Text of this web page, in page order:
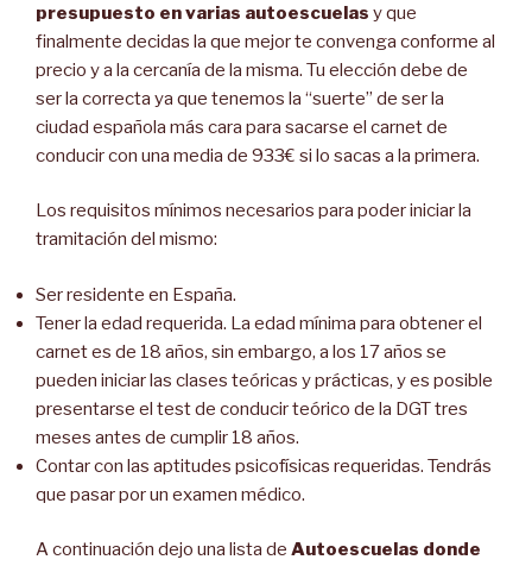
presupuesto en varias autoescuelas y que
finalmente decidas la que mejor te convenga conforme al
precio y a la cercanía de la misma. Tu elección debe de
ser la correcta ya que tenemos la “suerte” de ser la
ciudad española más cara para sacarse el carnet de
conducir con una media de 933€ si lo sacas a la primera.
Los requisitos mínimos necesarios para poder iniciar la
tramitación del mismo:
Ser residente en España.
Tener la edad requerida. La edad mínima para obtener el
carnet es de 18 años, sin embargo, a los 17 años se
pueden iniciar las clases teóricas y prácticas, y es posible
presentarse el test de conducir teórico de la DGT tres
meses antes de cumplir 18 años.
Contar con las aptitudes psicofísicas requeridas. Tendrás
que pasar por un examen médico.
A continuación dejo una lista de Autoescuelas donde